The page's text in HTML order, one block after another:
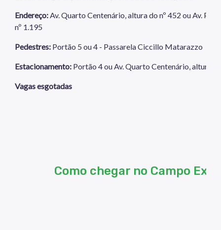
Endereço:Av. Quarto Centenário, altura do nº 452 ou Av.
nº 1.195
Pedestres: Portão 5 ou 4 - Passarela Ciccillo Matarazzo
Estacionamento: Portão 4 ou Av. Quarto Centenário, altura
Vagas esgotadas
Como chegar no Campo